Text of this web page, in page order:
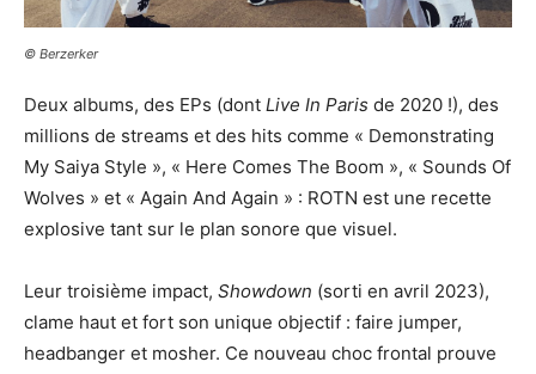
© Berzerker
Deux albums, des EPs (dont Live In Paris de 2020 !), des
millions de streams et des hits comme « Demonstrating
My Saiya Style », « Here Comes The Boom », « Sounds Of
Wolves » et « Again And Again » : ROTN est une recette
explosive tant sur le plan sonore que visuel.
Leur troisième impact, Showdown (sorti en avril 2023),
clame haut et fort son unique objectif : faire jumper,
headbanger et mosher. Ce nouveau choc frontal prouve